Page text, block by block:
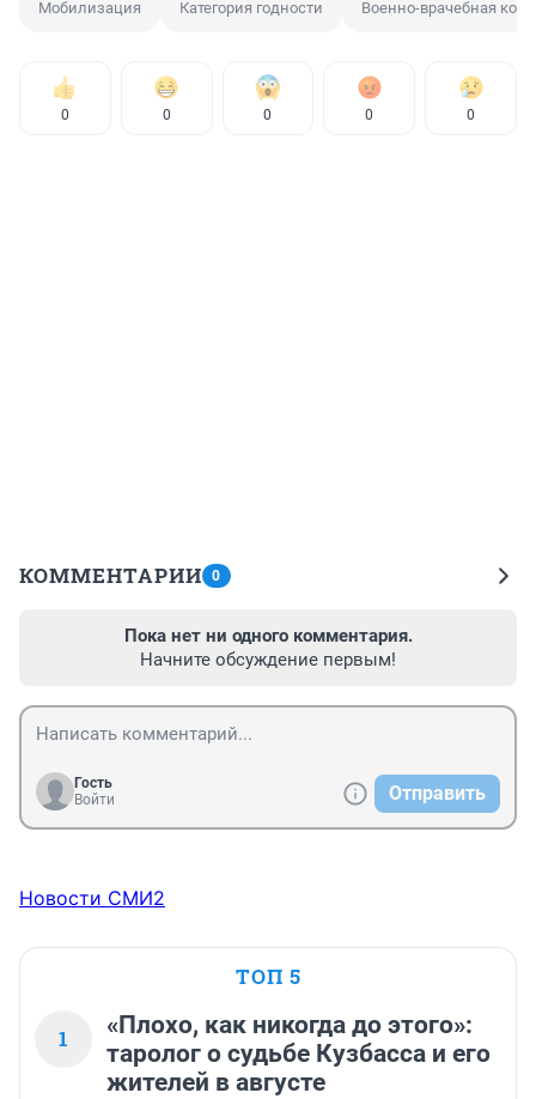
Мобилизация Категория годности Военно-врачебная
0 0 0 0 0
КОММЕНТАРИИ 0
Пока нет ни одного комментария.
Начните обсуждение первым!
Гость
Войти
Отправить
Новости СМИ2
ТОП 5
1
«Плохо, как никогда до этого»:
таролог о судьбе Кузбасса и его
жителей в августе